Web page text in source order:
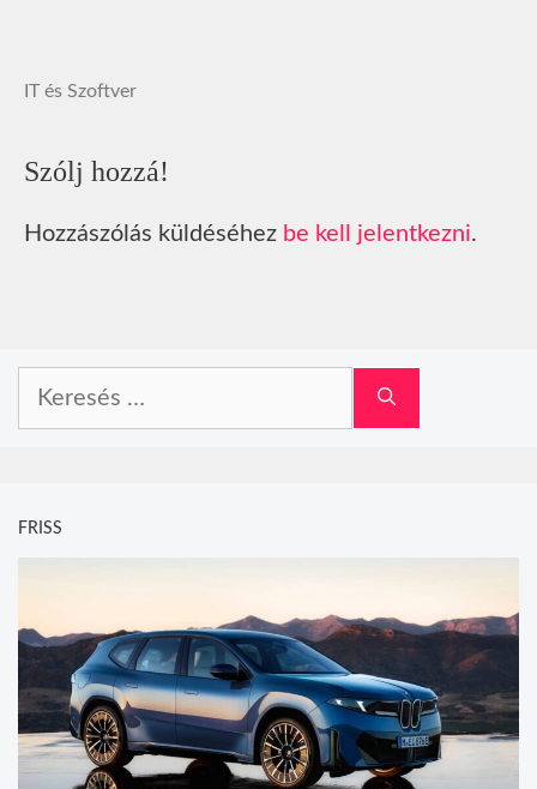
IT és Szoftver
Szólj hozzá!
Hozzászólás küldéséhez be kell jelentkezni.
FRISS